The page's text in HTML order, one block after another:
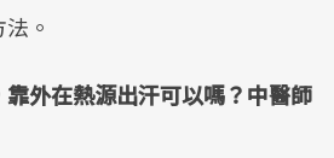
。
外在熱源出汗可以嗎？中醫師